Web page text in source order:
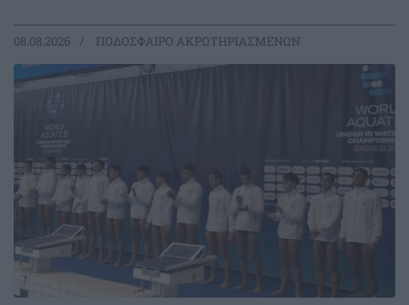
08.08.2026 ΠΟΔΟΣΦΑΙΡΟ ΑΚΡΩΤΗΡΙΑΣΜΕΝΩΝ